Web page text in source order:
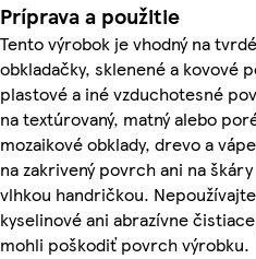
Príprava a použitie
Tento výrobok je vhodný na
obkladačky, sklenené a kovové
plastové a iné vzduchotesné
na textúrovaný, matný alebo
mozaikové obklady, drevo a
na zakrivený povrch ani na
vlhkou handričkou.
kyselinové ani abrazívne
mohli poškodiť povrch výrobku.